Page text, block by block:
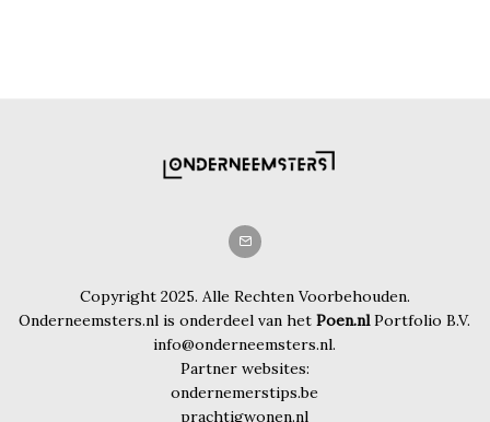
Copyright 2025. Alle Rechten Voorbehouden.
Onderneemsters.nl is onderdeel van hetPoen.nlPortfolio B.V.
info@onderneemsters.nl.
Partner websites:
ondernemerstips.be
prachtigwonen.nl